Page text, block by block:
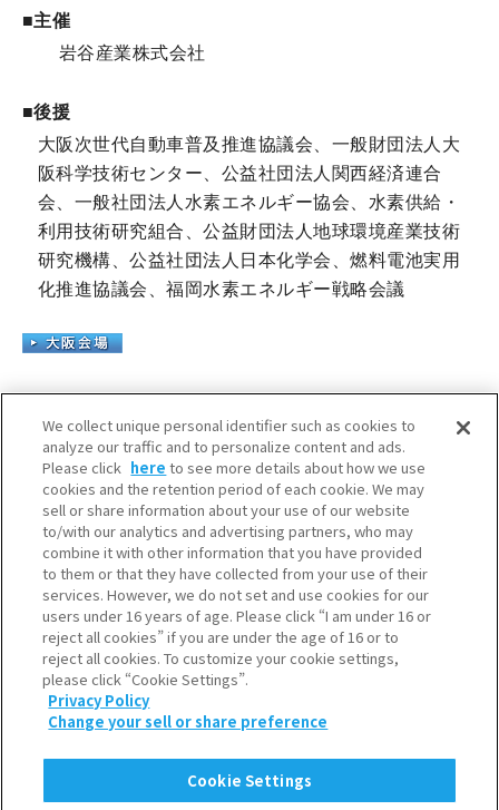
■主催
岩谷産業株式会社
■後援
大阪次世代自動車普及推進協議会 、一般財団法人大
阪科学技術センター、公益社団法人関西経済連合
会、 一般社団法人水素エネルギー協会、水素供給・
利用技術研究組合、公益財団法人地球環境産業技術
研究機構、公益社団法人日本化学会、燃料電池実用
化推進協議会、福岡水素エネルギー戦略会議
個人情報保護について
クッキーポリシー
ソーシャルメディアポリシー
We collect unique personal identifier such as cookies to
analyze our traffic and to personalize content and ads.
Please click here to see more details about how we use
cookies and the retention period of each cookie. We may
sell or share information about your use of our website
to/with our analytics and advertising partners, who may
combine it with other information that you have provided
to them or that they have collected from your use of their
services. However, we do not set and use cookies for our
users under 16 years of age. Please click “I am under 16 or
reject all cookies” if you are under the age of 16 or to
reject all cookies. To customize your cookie settings,
please click “Cookie Settings”.
Privacy Policy
Change your sell or share preference
Cookie Settings